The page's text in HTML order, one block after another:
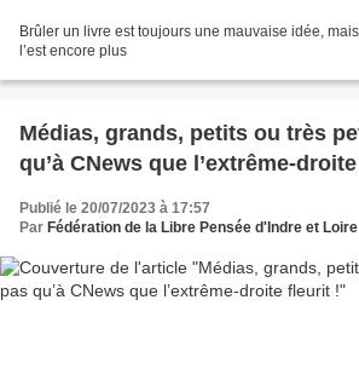
Brûler un livre est toujours une mauvaise idée,
l’est encore plus
Médias, grands, petits ou très
qu’à CNews que l’extrême-
Publié le 20/07/2023 à 17:57
Par Fédération de la Libre Pensée d'Indre et Loire